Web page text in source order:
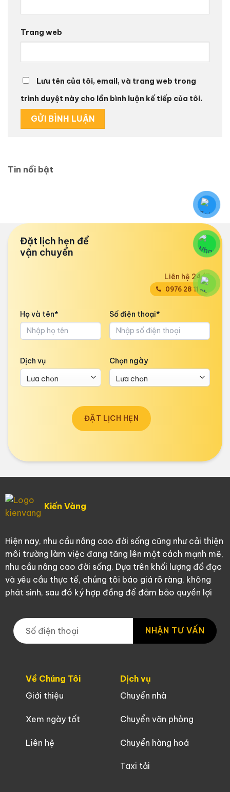
Trang web
Lưu tên của tôi, email, và trang web trong
trình duyệt này cho lần bình luận kế tiếp của tôi.
Tin nổi bật
Đặt lịch hẹn để
vận chuyển
Liên hệ 24/7
0976 28 1111
Họ và tên* Số điện thoại*
Dịch vụ Chọn ngày
ĐẶT LỊCH HẸN
Kiến Vàng
Hiện nay, nhu cầu nâng cao đời sống cũng như cải thiện
môi trường làm việc đang tăng lên một cách mạnh mẽ,
nhu cầu nâng cao đời sống. Dựa trên khối lượng đồ đạc
và yêu cầu thực tế, chúng tôi báo giá rõ ràng, không
phát sinh, sau đó ký hợp đồng để đảm bảo quyền lợi
NHẬN TƯ VẤN
Về Chúng Tôi
Giới thiệu
Xem ngày tốt
Liên hệ
Dịch vụ
Chuyển nhà
Chuyển văn phòng
Chuyển hàng hoá
Taxi tải